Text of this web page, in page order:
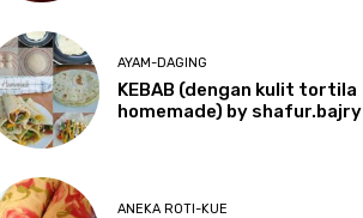
AYAM-DAGING
KEBAB (dengan kulit tortila
homemade) by shafur.bajry
ANEKA ROTI-KUE